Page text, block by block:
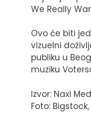
We Really
Ovo će biti
vizuelni
publiku u
muziku
Izvor: Naxi
Foto: